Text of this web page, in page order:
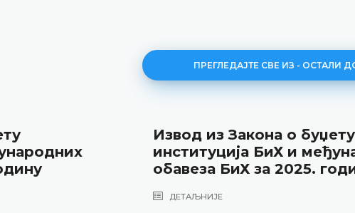
ПРЕГЛЕДАЈТЕ СВЕ ИЗ - ОСТАЛИ
Извод из Закона о буџету
институција БиХ и
обавеза БиХ за 2025.
ДЕТАЉНИЈЕ